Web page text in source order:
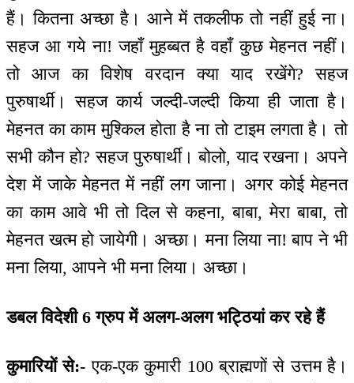
हैं। कितना अच्छा है। आने में तकलीफ तो नहीं हुई ना।
सहज आ गये ना! जहाँ मुहब्बत है वहाँ कुछ मेहनत नहीं।
तो आज का विशेष वरदान क्या याद रखेंगे? सहज
पुरुषार्थी। सहज कार्य जल्दी-जल्दी किया ही जाता है।
मेहनत का काम मुश्किल होता है ना तो टाइम लगता है। तो
सभी कौन हो? सहज पुरुषार्थी। बोलो, याद रखना। अपने
देश में जाके मेहनत में नहीं लग जाना। अगर कोई मेहनत
का काम आवे भी तो दिल से कहना, बाबा, मेरा बाबा, तो
मेहनत खत्म हो जायेगी। अच्छा। मना लिया ना! बाप ने भी
मना लिया, आपने भी मना लिया। अच्छा।
डबल विदेशी 6 ग्रुप में अलग-अलग भट्ठियां कर रहे हैं
कुमारियों से:- एक-एक कुमारी 100 ब्राह्मणों से उत्तम है।